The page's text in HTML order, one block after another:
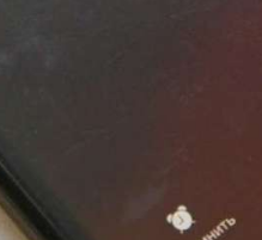
экспорт:
3,6 млн долларов